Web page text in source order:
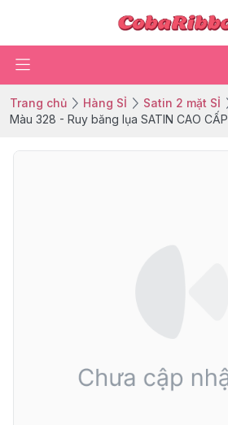
Trang chủ Hàng SỈ
Satin 2 mặt SỈ
Màu 328 - Ruy băng lụa SATIN CAO CẤP